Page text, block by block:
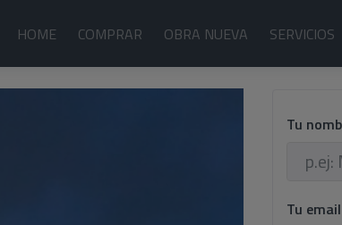
HOME COMPRAR OBRA NUEVA SERVICIOS
Tu
Tu email